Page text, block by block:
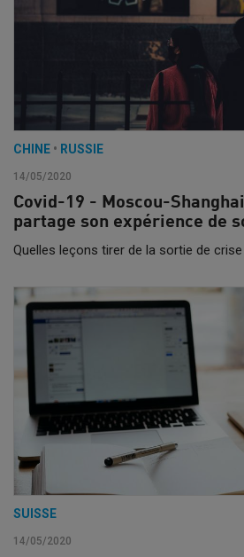
CHINE • RUSSIE
14/05/2020
Covid-19 - Moscou-
partage son expérience de
Quelles leçons tirer de la sortie de crise
SUISSE
14/05/2020